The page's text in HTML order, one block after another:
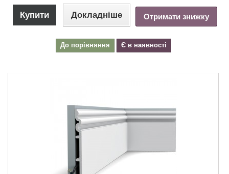
Купити Докладніше Отримати знижку
До порівняння Є в наявності